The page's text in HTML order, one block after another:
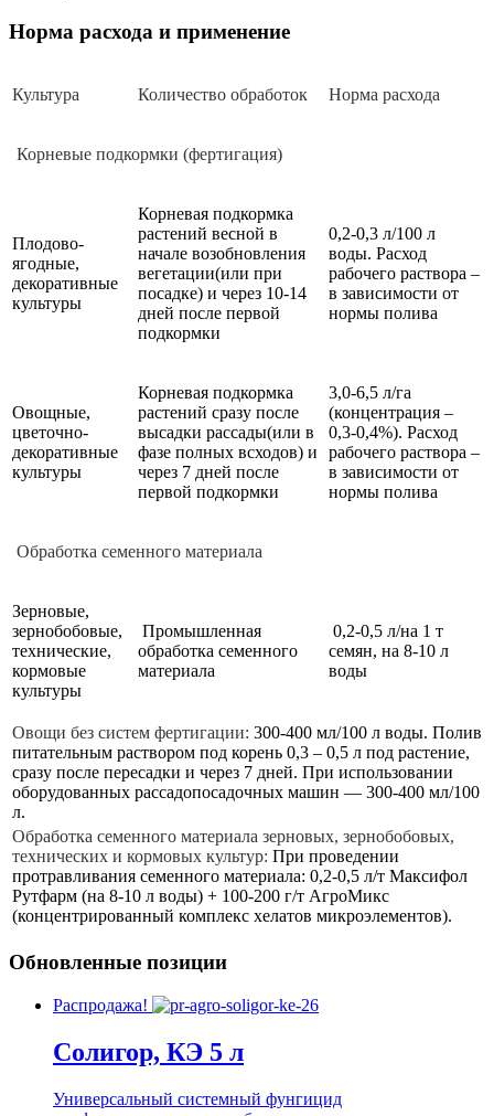
Норма расхода и применение
Культура Количество обработок Норма расхода
Корневые подкормки (фертигация)
Плодово-
ягодные,
декоративные
культуры
Корневая подкормка
растений весной в
начале возобновления
вегетации(или при
посадке) и через 10-14
дней после первой
подкормки
0,2-0,3 л/100 л
воды. Расход
рабочего раствора –
в зависимости от
нормы полива
Овощные,
цветочно-
декоративные
культуры
Корневая подкормка
растений сразу после
высадки рассады(или в
фазе полных всходов) и
через 7 дней после
первой подкормки
3,0-6,5 л/га
(концентрация –
0,3-0,4%). Расход
рабочего раствора –
в зависимости от
нормы полива
Обработка семенного материала
Зерновые,
зернобобовые,
технические,
кормовые
культуры
Промышленная
обработка семенного
материала
0,2-0,5 л/на 1 т
семян, на 8-10 л
воды
Овощи без систем фертигации: 300-400 мл/100 л воды. Полив
питательным раствором под корень 0,3 – 0,5 л под растение,
сразу после пересадки и через 7 дней. При использовании
оборудованных рассадопосадочных машин — 300-400 мл/100
л.
Обработка семенного материала зерновых, зернобобовых,
технических и кормовых культур: При проведении
протравливания семенного материала: 0,2-0,5 л/т Максифол
Рутфарм (на 8-10 л воды) + 100-200 г/т АгроМикс
(концентрированный комплекс хелатов микроэлементов).
Обновленные позиции
Распродажа!
Солигор, КЭ 5 л
Универсальный системный фунгицид